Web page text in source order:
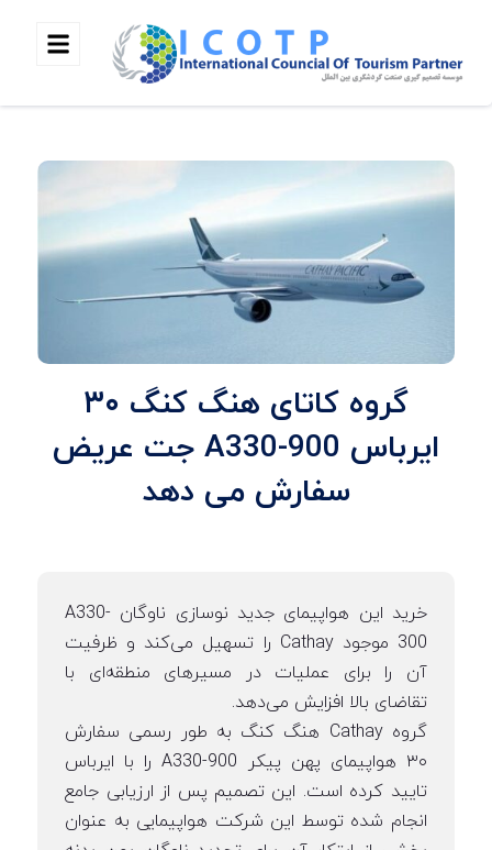
گروه کاتای هنگ کنگ ۳۰
ایرباس A330-900 جت عریض
سفارش می دهد
خرید این هواپیمای جدید نوسازی ناوگان A330-
300 موجود Cathay را تسهیل می‌کند و ظرفیت
آن را برای عملیات در مسیرهای منطقه‌ای با
تقاضای بالا افزایش می‌دهد.
گروه Cathay هنگ کنگ به طور رسمی سفارش
۳۰ هواپیمای پهن پیکر A330-900 را با ایرباس
تایید کرده است. این تصمیم پس از ارزیابی جامع
انجام شده توسط این شرکت هواپیمایی به عنوان